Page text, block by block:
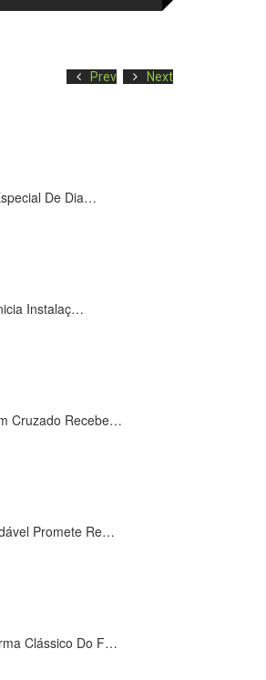
Prev Next
De Dia…
Instalaç…
Cruzado Recebe…
Promete Re…
Clássico Do F…